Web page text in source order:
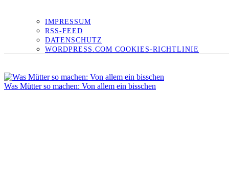
IMPRESSUM
RSS-FEED
DATENSCHUTZ
WORDPRESS.COM COOKIES-RICHTLINIE
Was Mütter so machen: Von allem ein bisschen